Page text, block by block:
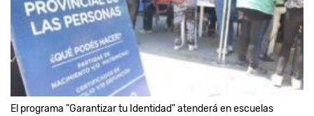
El programa "Garantizar tu Identidad" atenderá en escuelas